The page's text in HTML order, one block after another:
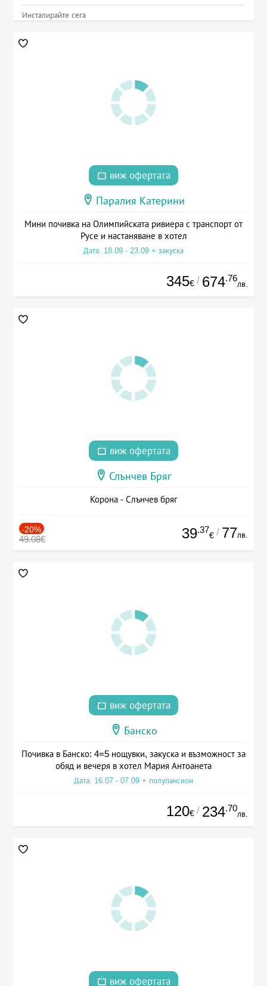
Инсталирайте сега
виж офертата
Паралия Катерини
Мини почивка на Олимпийската ривиера с транспорт от
Русе и настаняване в хотел
Дата: 18.09 - 23.09 + закуска
345€ / 674.76
лв.
виж офертата
Слънчев Бряг
Корона - Слънчев бряг
-20%
49.08€ 39.37
€ / 77лв.
виж офертата
Банско
Почивка в Банско: 4=5 нощувки, закуска и възможност за
обяд и вечеря в хотел Мария Антоанета
Дата: 16.07 - 07.09 + полупансион
120€ / 234.70
лв.
виж офертата